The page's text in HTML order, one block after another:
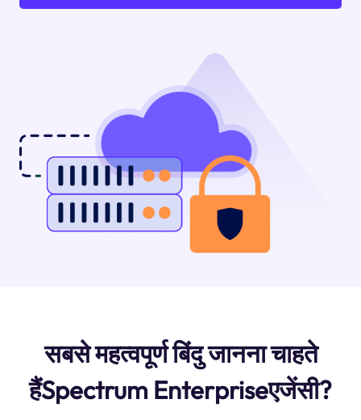
सबसे महत्वपूर्ण बिंदु जानना चाहते
हैंSpectrum Enterpriseएजेंसी?